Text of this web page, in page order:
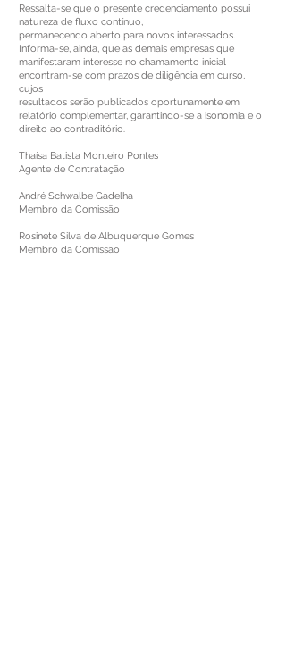
Ressalta-se que o presente credenciamento possui
natureza de fluxo contínuo,
permanecendo aberto para novos interessados.
Informa-se, ainda, que as demais empresas que
manifestaram interesse no chamamento inicial
encontram-se com prazos de diligência em curso,
cujos
resultados serão publicados oportunamente em
relatório complementar, garantindo-se a isonomia e o
direito ao contraditório.
Thaísa Batista Monteiro Pontes
Agente de Contratação
André Schwalbe Gadelha
Membro da Comissão
Rosinete Silva de Albuquerque Gomes
Membro da Comissão